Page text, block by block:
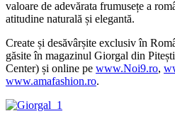
valoare de adevărata frumusețe a
atitudine naturală și elegantă.
Create și desăvârșite exclusiv în
găsite în magazinul Giorgal din
Center) și online pe www.Noi9.ro,
www.amafashion.ro.